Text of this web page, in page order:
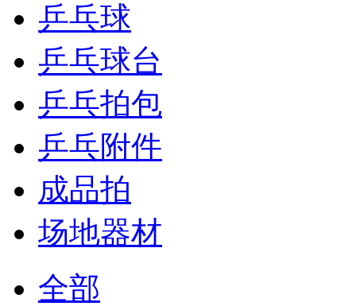
乒乓球
乒乓球台
乒乓拍包
乒乓附件
成品拍
场地器材
全部